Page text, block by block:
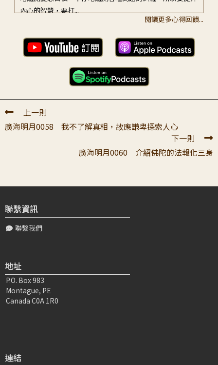
內心的智慧，要打...
S****** C***2023-03-17 13:07:59
近年来看到很多忧郁症病人，我们班上就来了3个。面对他
们诵经、拜忏、听赞颂、看法师开示、打...
許〇〇2025-01-28 22:04:45
禮敬親愛的上師： 很久沒有聽到您講新的全廣了，不知上
師您近來身體是否安好？ 弟子明白是自己的資糧不足，所
董〇〇
了解一切所知，而且是圓滿無餘，沒有...
陳〇〇2025-01-13 20:05:03
頂禮感恩師父，頂禮感恩上師！ 感恩善知識的開示法語涓
閱讀更多心得回饋...
上一則
廣海明月0058 我不了解真相，故應謙卑探索人心
下一則
廣海明月0060 介紹佛陀的法報化三身
聯繫資訊
聯繫我們
地址
P.O. Box 983
Montague, PE
Canada C0A 1R0
連結